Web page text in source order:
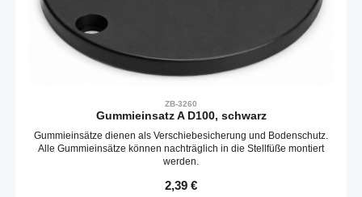
ZB-3260
Gummieinsatz A D100, schwarz
Gummieinsätze dienen als Verschiebesicherung und Bodenschutz.
Alle Gummieinsätze können nachträglich in die Stellfüße montiert
werden.
Regulärer Preis:
2,39 €